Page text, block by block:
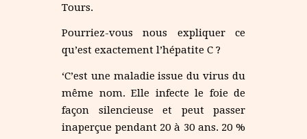
Tours.
Pourriez-vous nous expliquer ce
qu’est exactement l’hépatite C ?
‘C’est une maladie issue du virus du
même nom. Elle infecte le foie de
façon silencieuse et peut passer
inaperçue pendant 20 à 30 ans. 20 %